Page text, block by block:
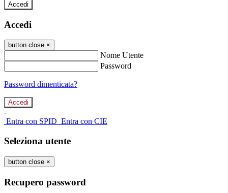
Accedi
Accedi
button close ×
Nome Utente
Password
Password dimenticata?
-
Entra con SPID Entra con CIE
Seleziona utente
button close ×
Recupero password